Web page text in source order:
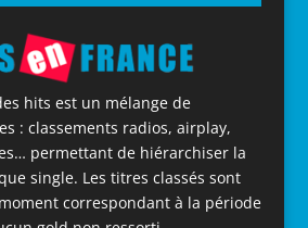
hits est un mélange de
: classements radios, airplay,
permettant de hiérarchiser la
single. Les titres classés sont
correspondant à la période